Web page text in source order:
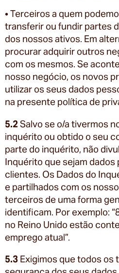
• Terceiros a quem
transferir ou fundir partes
dos nossos ativos. Em
procurar adquirir outros
com os mesmos. Se
nosso negócio, os novos
utilizar os seus dados
na presente política de
5.2 Salvo se o/a tivermos
inquérito ou obtido o seu
parte do inquérito, não
Inquérito que sejam
clientes. Os Dados do
e partilhados com os
terceiros de uma forma
identificam. Por exemplo:
no Reino Unido estão
emprego atual”.
5.3 Exigimos que todos os